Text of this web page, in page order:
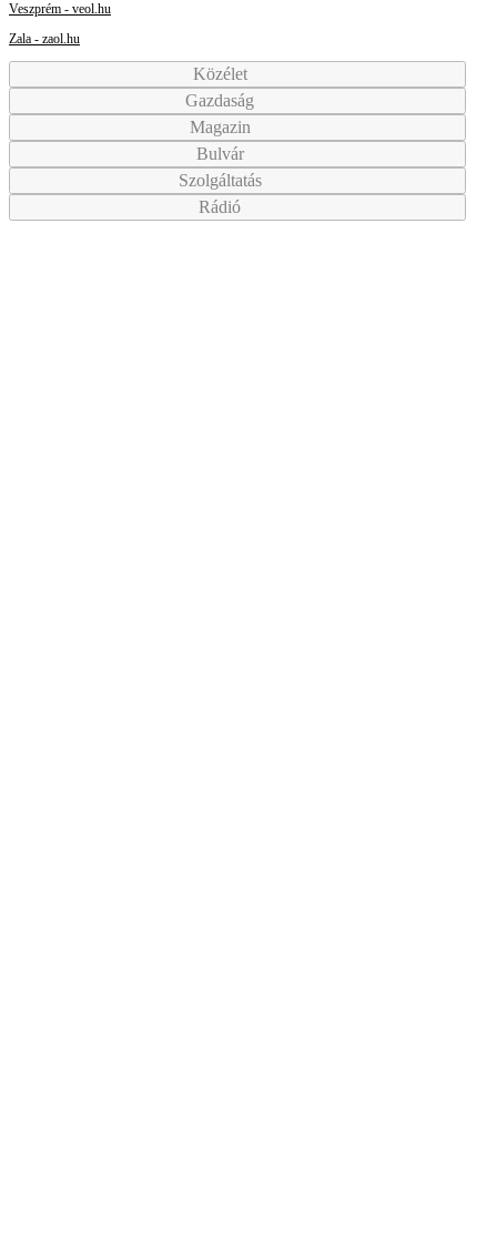
Veszprém - veol.hu
Zala - zaol.hu
Közélet
Gazdaság
Magazin
Bulvár
Szolgáltatás
Rádió